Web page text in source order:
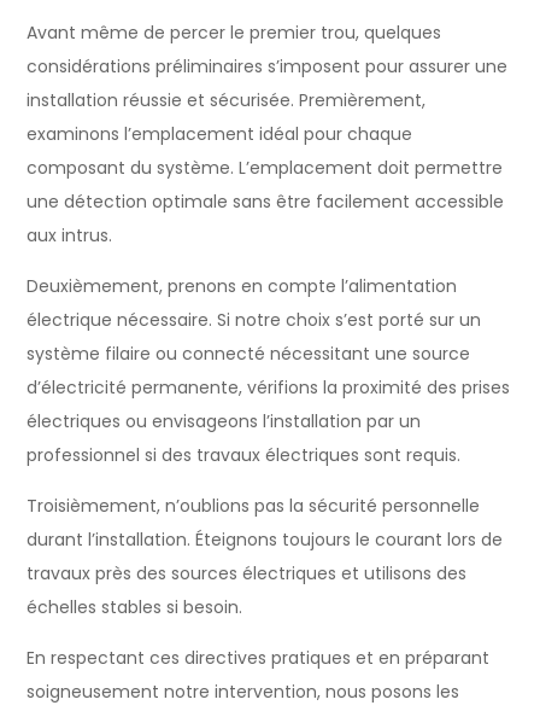
Avant même de percer le premier trou, quelques
considérations préliminaires s’imposent pour assurer une
installation réussie et sécurisée. Premièrement,
examinons l’emplacement idéal pour chaque
composant du système. L’emplacement doit permettre
une détection optimale sans être facilement accessible
aux intrus.
Deuxièmement, prenons en compte l’alimentation
électrique nécessaire. Si notre choix s’est porté sur un
système filaire ou connecté nécessitant une source
d’électricité permanente, vérifions la proximité des prises
électriques ou envisageons l’installation par un
professionnel si des travaux électriques sont requis.
Troisièmement, n’oublions pas la sécurité personnelle
durant l’installation. Éteignons toujours le courant lors de
travaux près des sources électriques et utilisons des
échelles stables si besoin.
En respectant ces directives pratiques et en préparant
soigneusement notre intervention, nous posons les